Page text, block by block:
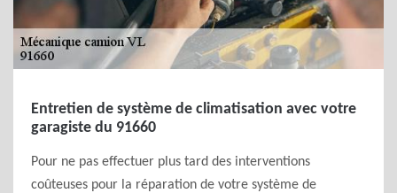
Entretien de système de climatisation avec votre
garagiste du 91660
Pour ne pas effectuer plus tard des interventions
coûteuses pour la réparation de votre système de